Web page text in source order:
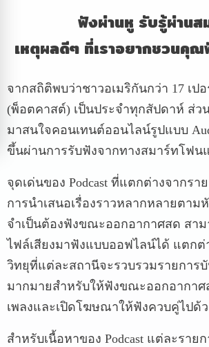
ฟังผ่านหู รับรู้ผ่านส
เหตุผลดีๆ ที่เราอยากชวนคุ
จากสถิติพบว่าชาวอเมริกันกว่า 17 เปอ
(พ็อตคาสต์) เป็นประจำทุกสัปดาห์ ส่ว
มาสนใจคอนเทนต์ออนไลน์รูปแบบ
ขึ้นผ่านการรับฟังจากทางสมาร์ทโฟน
จุดเด่นของ Podcast ที่แตกต่างจากรา
การนำเสนอเรื่องราวหลากหลายตาม
จำเป็นต้องฟังขณะออกอากาศสด สา
ไฟล์เสียงมาฟังแบบออฟไลน์ได้ แตกต่
วิทยุที่แต่ละสถานีจะรวบรวมรายการบั
มากมายสำหรับให้ฟังขณะออกอากาศ
เพลงและเปิดโฆษณาให้ฟังควบคู่ไปด้
สำหรับเนื้อหาของ Podcast แต่ละราย